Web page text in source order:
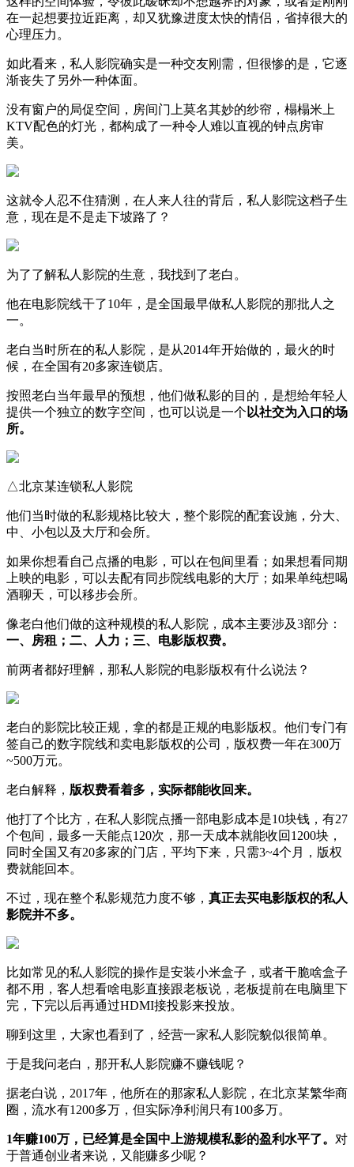
在一起想要拉近距离，却又犹豫进度太快的情侣，省掉很大的
心理压力。
如此看来，私人影院确实是一种交友刚需，但很惨的是，它逐
渐丧失了另外一种体面。
没有窗户的局促空间，房间门上莫名其妙的纱帘，榻榻米上
KTV配色的灯光，都构成了一种令人难以直视的钟点房审
美。
这就令人忍不住猜测，在人来人往的背后，私人影院这档子生
意，现在是不是走下坡路了？
为了了解私人影院的生意，我找到了老白。
他在电影院线干了10年，是全国最早做私人影院的那批人之
一。
老白当时所在的私人影院，是从2014年开始做的，最火的时
候，在全国有20多家连锁店。
按照老白当年最早的预想，他们做私影的目的，是想给年轻人
提供一个独立的数字空间，也可以说是一个 以社交为入口的场
所。
△北京某连锁私人影院
他们当时做的私影规格比较大，整个影院的配套设施，分大、
中、小包以及大厅和会所。
如果你想看自己点播的电影，可以在包间里看；如果想看同期
上映的电影，可以去配有同步院线电影的大厅；如果单纯想喝
酒聊天，可以移步会所。
像老白他们做的这种规模的私人影院，成本主要涉及3部分：
一、房租；二、人力；三、电影版权费。
前两者都好理解，那私人影院的电影版权有什么说法？
老白的影院比较正规，拿的都是正规的电影版权。他们专门有
签自己的数字院线和卖电影版权的公司，版权费一年在300万
~500万元。
老白解释， 版权费看着多，实际都能收回来。
他打了个比方，在私人影院点播一部电影成本是10块钱，有27
个包间，最多一天能点120次，那一天成本就能收回1200块，
同时全国又有20多家的门店，平均下来，只需3~4个月，版权
费就能回本。
不过，现在整个私影规范力度不够， 真正去买电影版权的私人
影院并不多。
比如常见的私人影院的操作是安装小米盒子，或者干脆啥盒子
都不用，客人想看啥电影直接跟老板说，老板提前在电脑里下
完，下完以后再通过HDMI接投影来投放。
聊到这里，大家也看到了，经营一家私人影院貌似很简单。
于是我问老白，那开私人影院赚不赚钱呢？
据老白说，2017年，他所在的那家私人影院，在北京某繁华商
圈，流水有1200多万，但实际净利润只有100多万。
1年赚100万，已经算是全国中上游规模私影的盈利水平了。 对
于普通创业者来说，又能赚多少呢？